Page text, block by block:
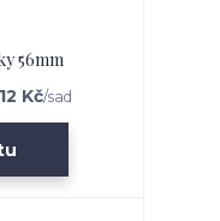
56mm
Kč/sad